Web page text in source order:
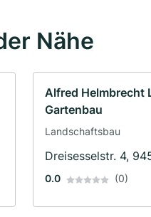
Nähe
Alfred Helmbrecht
Gartenbau
Landschaftsbau
Dreisesselstr. 4,
0.0 (0)